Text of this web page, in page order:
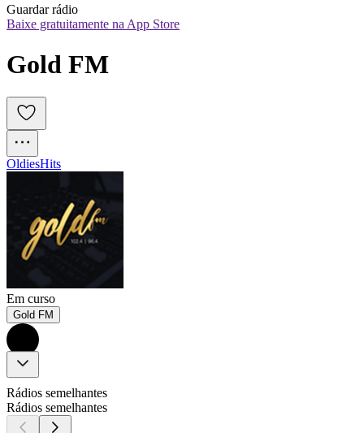
Guardar rádio
Baixe gratuitamente na App Store
Gold FM
OldiesHits
Em curso
Gold FM
Rádios semelhantes
Rádios semelhantes